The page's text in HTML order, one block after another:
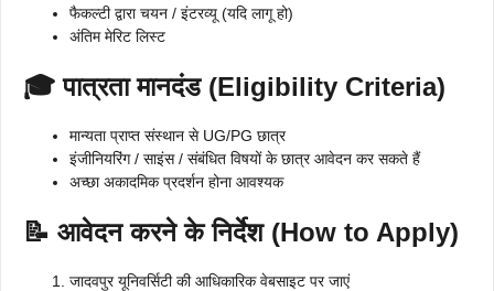
फैकल्टी द्वारा चयन / इंटरव्यू (यदि लागू हो)
अंतिम मेरिट लिस्ट
🎓 पात्रता मानदंड (Eligibility Criteria)
मान्यता प्राप्त संस्थान से UG/PG छात्र
इंजीनियरिंग / साइंस / संबंधित विषयों के छात्र आवेदन कर सकते हैं
अच्छा अकादमिक प्रदर्शन होना आवश्यक
📝 आवेदन करने के निर्देश (How to Apply)
जादवपुर यूनिवर्सिटी की आधिकारिक वेबसाइट पर जाएं